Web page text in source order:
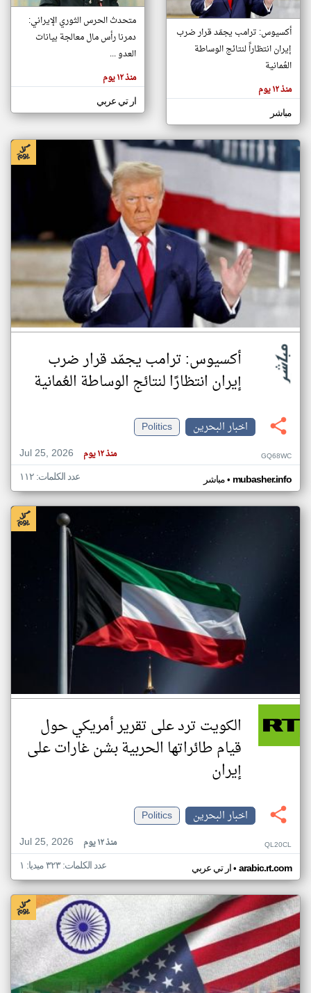
تغيير الدولة
اخبار البحرين على مدار الساعة
أهم اخبار البحرين العاجلة والمباشرة
المقالات
هنا عن
وجهة
كاتبيها.
أكسيوس: ترامب يجمّد قرار ضرب
إيران انتظاراً لنتائج الوساطة
العُمانية
منذ ١٢ يوم
مباشر
متحدث الحرس الثوري الإيراني:
دمرنا رأس مال معالجة بيانات
العدو ...
منذ ١٢ يوم
ار تي عربي
أكسيوس: ترامب يجمّد قرار ضرب
إيران انتظارًا لنتائج الوساطة العُمانية
اخبار البحرين
Politics
Jul 25, 2026
منذ ١٢ يوم GQ68WC
مباشر• mubasher.info عدد الكلمات: ١١٢
الكويت ترد على تقرير أمريكي حول
قيام طائراتها الحربية بشن غارات على
إيران
اخبار البحرين
Politics
Jul 25, 2026
منذ ١٢ يوم QL20CL
ار تي عربي• arabic.rt.com عدد الكلمات: ٣٢٣ ميديا: ١
klyoum.com